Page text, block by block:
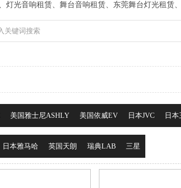
灯光音响租赁 舞台音响租赁 东莞舞台灯光租赁
美国雅士尼ASHLY 美国依威EV 日本JVC 日
日本雅马哈 英国天朗 瑞典LAB 三星